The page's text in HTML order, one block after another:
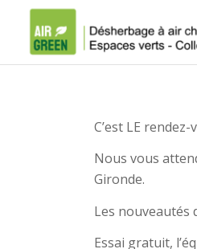
C’est LE
Nous vous
Gironde.
Les nouveautés
Essai gratuit,